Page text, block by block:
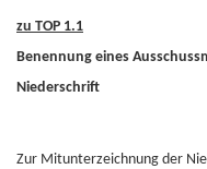
zu TOP 1.1
Benennung eines
Niederschrift
Zur Mitunterzeichnung der